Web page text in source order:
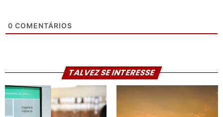
0 COMENTÁRIOS
TALVEZ SE INTERESSE